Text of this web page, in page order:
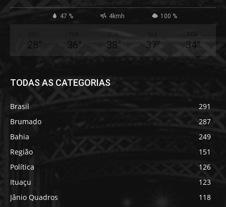
47 % 4kmh 100 %
28° 36°
QUA
38° 37° 34°
TODAS AS CATEGORIAS
Brasil
291
Brumado
287
Bahia
249
Região
151
Política
126
Ituaçu
123
Jânio Quadros
118